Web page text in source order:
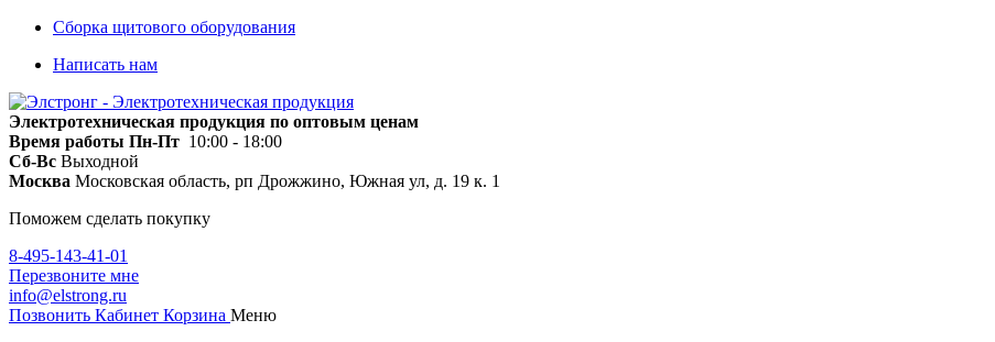
Сборка щитового оборудования
Написать нам
Электротехническая продукция по оптовым ценам
Время работы Пн-Пт 10:00 - 18:00
Сб-Вс Выходной
Москва Московская область, рп Дрожжино, Южная ул, д. 19 к. 1
Поможем сделать покупку
8-495-143-41-01
Перезвоните мне
info@elstrong.ru
Позвонить Кабинет Корзина Меню